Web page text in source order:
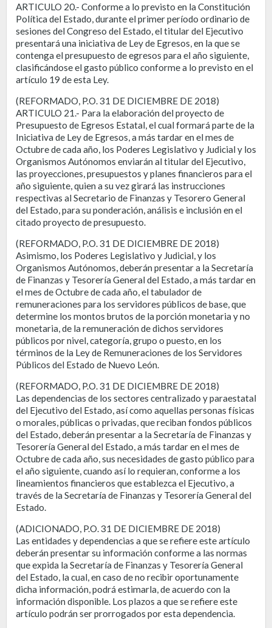
ARTICULO 20.- Conforme a lo previsto en la Constitución
Política del Estado, durante el primer período ordinario de
sesiones del Congreso del Estado, el titular del Ejecutivo
presentará una iniciativa de Ley de Egresos, en la que se
contenga el presupuesto de egresos para el año siguiente,
clasificándose el gasto público conforme a lo previsto en el
artículo 19 de esta Ley.
(REFORMADO, P.O. 31 DE DICIEMBRE DE 2018)
ARTICULO 21.- Para la elaboración del proyecto de
Presupuesto de Egresos Estatal, el cual formará parte de la
Iniciativa de Ley de Egresos, a más tardar en el mes de
Octubre de cada año, los Poderes Legislativo y Judicial y los
Organismos Autónomos enviarán al titular del Ejecutivo,
las proyecciones, presupuestos y planes financieros para el
año siguiente, quien a su vez girará las instrucciones
respectivas al Secretario de Finanzas y Tesorero General
del Estado, para su ponderación, análisis e inclusión en el
citado proyecto de presupuesto.
(REFORMADO, P.O. 31 DE DICIEMBRE DE 2018)
Asimismo, los Poderes Legislativo y Judicial, y los
Organismos Autónomos, deberán presentar a la Secretaría
de Finanzas y Tesorería General del Estado, a más tardar en
el mes de Octubre de cada año, el tabulador de
remuneraciones para los servidores públicos de base, que
determine los montos brutos de la porción monetaria y no
monetaria, de la remuneración de dichos servidores
públicos por nivel, categoría, grupo o puesto, en los
términos de la Ley de Remuneraciones de los Servidores
Públicos del Estado de Nuevo León.
(REFORMADO, P.O. 31 DE DICIEMBRE DE 2018)
Las dependencias de los sectores centralizado y paraestatal
del Ejecutivo del Estado, así como aquellas personas físicas
o morales, públicas o privadas, que reciban fondos públicos
del Estado, deberán presentar a la Secretaría de Finanzas y
Tesorería General del Estado, a más tardar en el mes de
Octubre de cada año, sus necesidades de gasto público para
el año siguiente, cuando así lo requieran, conforme a los
lineamientos financieros que establezca el Ejecutivo, a
través de la Secretaría de Finanzas y Tesorería General del
Estado.
(ADICIONADO, P.O. 31 DE DICIEMBRE DE 2018)
Las entidades y dependencias a que se refiere este artículo
deberán presentar su información conforme a las normas
que expida la Secretaría de Finanzas y Tesorería General
del Estado, la cual, en caso de no recibir oportunamente
dicha información, podrá estimarla, de acuerdo con la
información disponible. Los plazos a que se refiere este
artículo podrán ser prorrogados por esta dependencia.